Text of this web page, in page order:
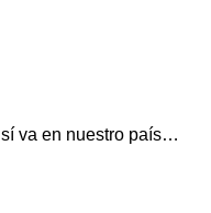
va en nuestro país…